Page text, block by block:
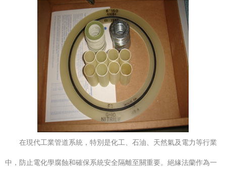
在現代工業管道系統，特別是化工、石油、天然氣及電力等行業
中，防止電化學腐蝕和確保系統安全隔離至關重要。絕緣法蘭作為一